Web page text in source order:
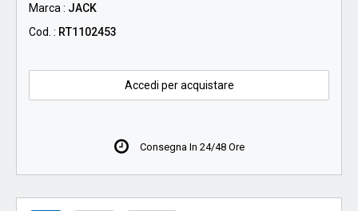
Marca : JACK
Cod. : RT1102453
Accedi per acquistare
Consegna In 24/48 Ore